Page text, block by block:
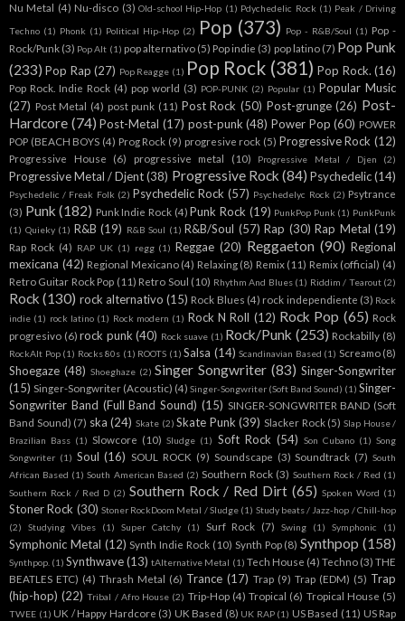
Nu Metal (4) Nu-disco (3) Old-school Hip-Hop (1) Pdychedelic Rock (1) Peak / Driving
Techno (1) Phonk (1) Political Hip-Hop (2) Pop (373) Pop - R&B/Soul (1) Pop -
Rock/Punk (3) Pop Alt (1) pop alternativo (5) Pop indie (3) pop latino (7) Pop Punk
(233) Pop Rap (27) Pop Reagge (1) Pop Rock (381) Pop Rock. (16)
Pop Rock. Indie Rock (4) pop world (3) POP-PUNK (2) Popular (1) Popular Music
(27) Post Metal (4) post punk (11) Post Rock (50) Post-grunge (26) Post-
Hardcore (74) Post-Metal (17) post-punk (48) Power Pop (60) POWER
POP (BEACH BOYS (4) Prog Rock (9) progresive rock (5) Progressive Rock (12)
Progressive House (6) progressive metal (10) Progressive Metal / Djen (2)
Progressive Metal / Djent (38) Progressive Rock (84) Psychedelic(14)
Psychedelic / Freak Folk (2) Psychedelic Rock (57) Psychedelyc Rock (2) Psytrance
(3) Punk (182) Punk Indie Rock (4) Punk Rock (19) PunkPop Punk (1) PunkPunk
(1) Quieky (1) R&B (19) R&B Soul (1) R&B/Soul (57) Rap (30) Rap Metal (19)
Rap Rock (4) RAP UK (1) regg (1) Reggae (20) Reggaeton (90) Regional
mexicana (42) Regional Mexicano (4) Relaxing (8) Remix (11) Remix (official) (4)
Retro Guitar Rock Pop (11) Retro Soul (10) Rhythm And Blues (1) Riddim / Tearout (2)
Rock (130) rock alternativo (15) Rock Blues (4) rock independiente (3) Rock
indie (1) rock latino (1) Rock modern (1) Rock N Roll (12) Rock Pop (65) Rock
progresivo (6) rock punk (40) Rock suave (1) Rock/Punk (253) Rockabilly (8)
RockAlt Pop (1) Rocks 80s (1) ROOTS (1) Salsa (14) Scandinavian Based (1) Screamo (8)
Shoegaze (48) Shoeghaze (2) Singer Songwriter (83) Singer-Songwriter
(15) Singer-Songwriter (Acoustic) (4) Singer-Songwriter (Soft Band Sound) (1) Singer-
Songwriter Band (Full Band Sound) (15) SINGER-SONGWRITER BAND (Soft
Band Sound) (7) ska (24) Skate (2) Skate Punk (39) Slacker Rock (5) Slap House /
Brazilian Bass (1) Slowcore (10) Sludge (1) Soft Rock (54) Son Cubano (1) Song
Songwriter (1) Soul (16) SOUL ROCK (9) Soundscape (3) Soundtrack (7) South
African Based (1) South American Based (2) Southern Rock (3) Southern Rock / Red (1)
Southern Rock / Red D (2) Southern Rock / Red Dirt (65) Spoken Word (1)
Stoner Rock (30) Stoner RockDoom Metal / Sludge (1) Study beats / Jazz-hop / Chill-hop
(2)
Studying Vibes (1) Super Catchy (1) Surf Rock (7) Swing (1) Symphonic (1)
Symphonic Metal (12) Synth Indie Rock (10) Synth Pop (8) Synthpop (158)
Synthpop. (1) Synthwave (13) tAlternative Metal (1) Tech House (4) Techno (3) THE
BEATLES ETC) (4) Thrash Metal (6) Trance (17) Trap (9) Trap (EDM) (5) Trap
(hip-hop) (22) Tribal / Afro House (2) Trip-Hop (4) Tropical (6) Tropical House (5)
TWEE (1) UK / Happy Hardcore (3) UK Based (8) UK RAP (1) US Based (11) US Rap